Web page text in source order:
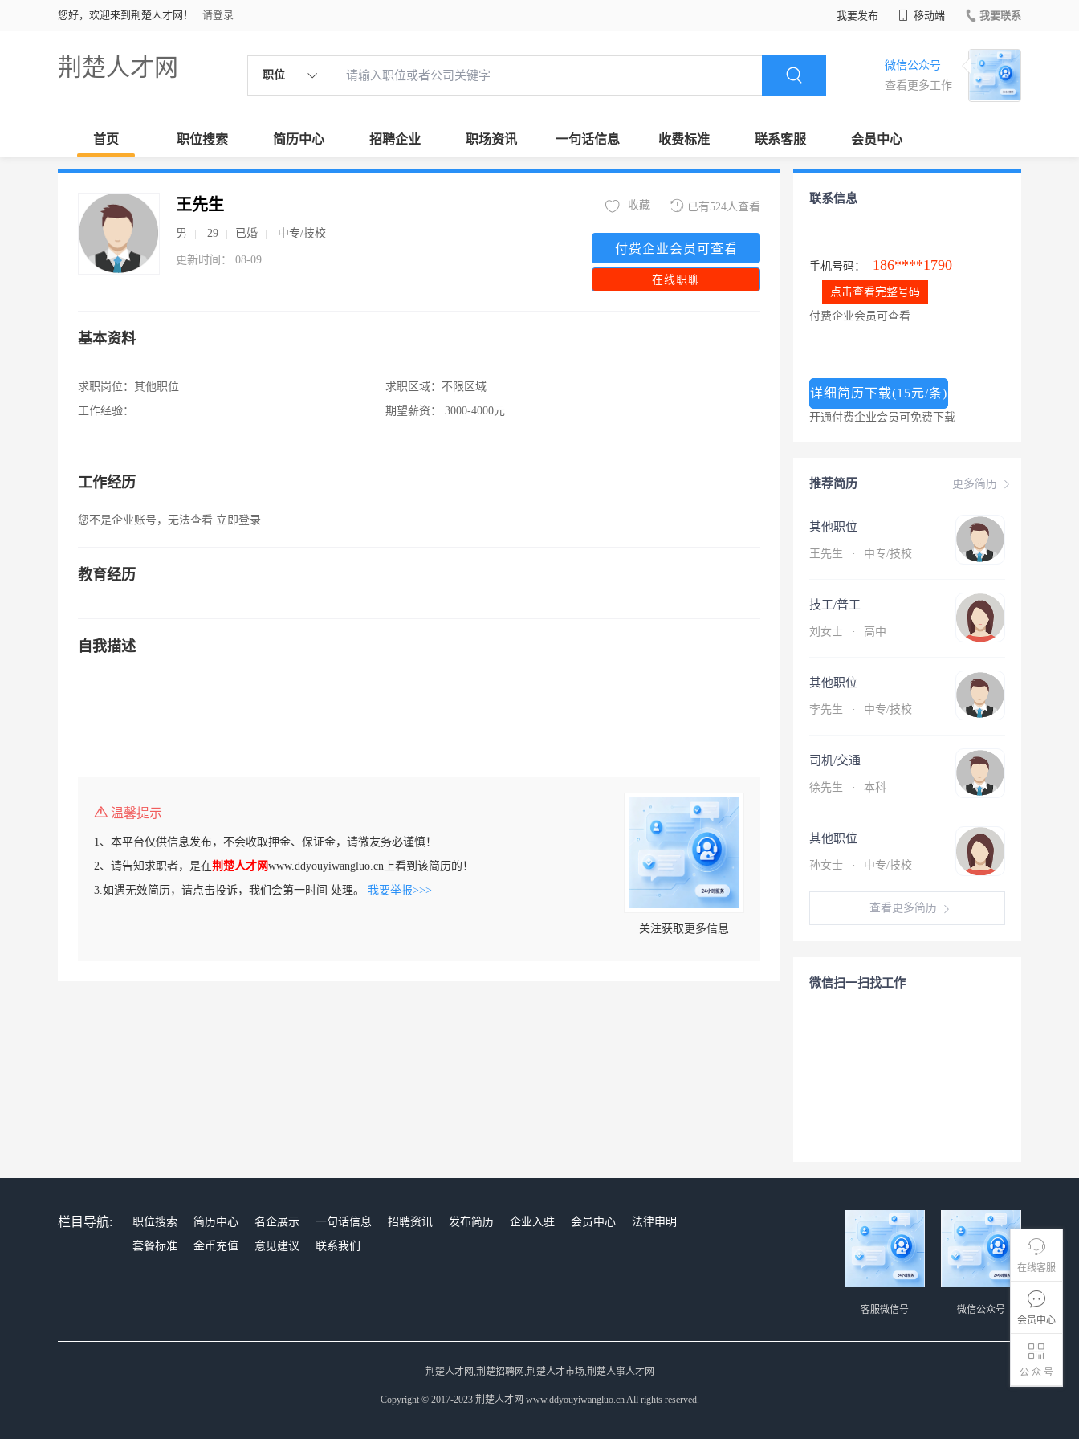
您好，欢迎来到荆楚人才网！ 请登录 我要发布 移动端 我要联系
荆楚人才网 职位
微信公众号
查看更多工作
首页 职位搜索 简历中心 招聘企业 职场资讯 一句话信息 收费标准 联系客服 会员中心
在线客服
会员中心
公 众 号
王先生
男 29 已婚 中专/技校
更新时间： 08-09
已有524人查看
收藏
付费企业会员可查看
在线职聊
基本资料
求职岗位： 其他职位
工作经验：
求职区域： 不限区域
期望薪资：
3000-4000元
工作经历
您不是企业账号，无法查看 立即登录
教育经历
自我描述
温馨提示
1、本平台仅供信息发布，不会收取押金、保证金，请微友务必谨慎！
2、请告知求职者，是在荆楚人才网www.ddyouyiwangluo.cn上看到该简历的！
3.如遇无效简历，请点击投诉，我们会第一时间 处理。 我要举报>>>
关注获取更多信息
联系信息
手机号码： 186****1790
点击查看完整号码
付费企业会员可查看
详细简历下载(15元/条)
开通付费企业会员可免费下载
更多简历
推荐简历
其他职位
王先生 · 中专/技校
技工/普工
刘女士 · 高中
其他职位
李先生 · 中专/技校
司机/交通
徐先生 · 本科
其他职位
孙女士 · 中专/技校
查看更多简历
微信扫一扫找工作
栏目导航: 职位搜索 简历中心 名企展示 一句话信息 招聘资讯 发布简历 企业入驻 会员中心
法律申明
套餐标准
金币充值 意见建议 联系我们
微信公众号
客服微信号
荆楚人才网,荆楚招聘网,荆楚人才市场,荆楚人事人才网
Copyright © 2017-2023 荆楚人才网 www.ddyouyiwangluo.cn All rights reserved.